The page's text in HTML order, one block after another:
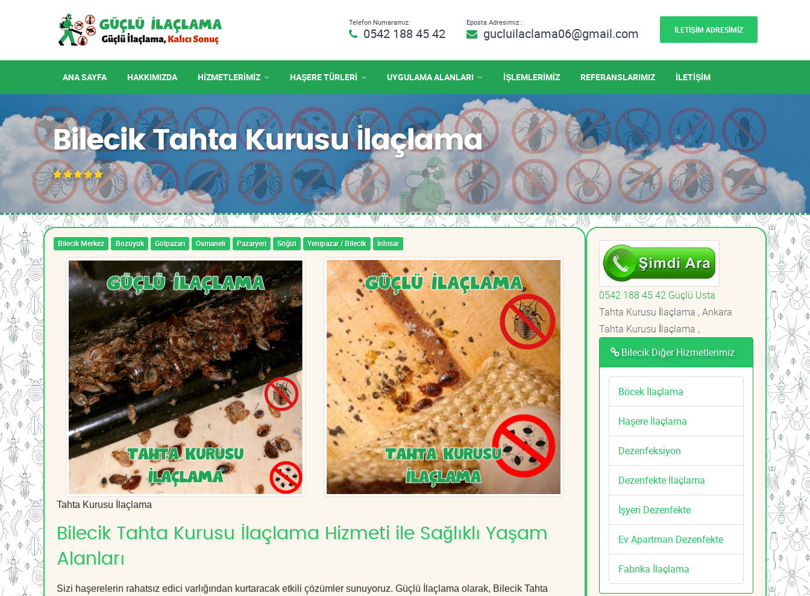
Telefon Numaramız:
0542 188 45 42
Eposta Adresimiz :
gucluilaclama06@gmail.com İLETİŞİM ADRESİMİZ
ANA SAYFA HAKKIMIZDA HIZMETLERIMIZ HAŞERE TÜRLERİ UYGULAMA ALANLARI İŞLEMLERİMİZ REFERANSLARIMIZ İLETİŞİM
Bilecik Tahta Kurusu İlaçlama
Bilecik Merkez Bozüyük Gölpazarı Osmaneli Pazaryeri Söğüt Yenipazar / Bilecik İnhisar
Tahta Kurusu İlaçlama
Bilecik Tahta Kurusu İlaçlama Hizmeti ile Sağlıklı Yaşam
Alanları
Sizi haşerelerin rahatsız edici varlığından kurtaracak etkili çözümler sunuyoruz. Güçlü İlaçlama olarak, Bilecik Tahta
0542 188 45 42 Güçlü Usta
Tahta Kurusu İlaçlama , Ankara
Tahta Kurusu İlaçlama ,
Bilecik Diğer Hizmetlerimiz
Böcek İlaçlama
Haşere İlaçlama
Dezenfeksiyon
Dezenfekte İlaçlama
İşyeri Dezenfekte
Ev Apartman Dezenfekte
Fabrika İlaçlama